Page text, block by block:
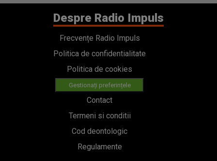
Despre Radio Impuls
Frecvențe Radio Impuls
Politica de confidentialitate
Politica de cookies
Gestionați preferințele
Contact
Termeni si conditii
Cod deontologic
Regulamente